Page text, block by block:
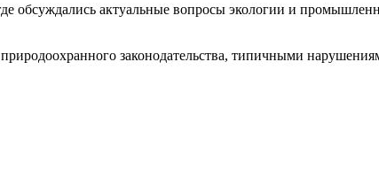
актуальные вопросы экологии и
законодательства, типичными